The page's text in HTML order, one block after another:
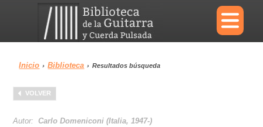
×
Menu
Biblioteca
Inicio › Biblioteca › Resultados búsqueda
VOLVER
Autor:Carlo Domeniconi (Italia, 1947-)